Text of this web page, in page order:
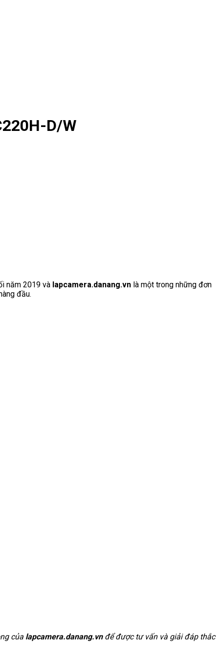
D/W
năm 2019 và lapcamera.danang.vn là một trong những đơn
đầu.
của lapcamera.danang.vnđể được tư vấn và giải đáp thắc